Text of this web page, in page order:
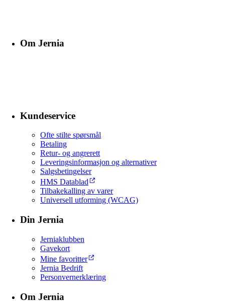
Om Jernia
Kundeservice
Ofte stilte spørsmål
Betaling
Retur- og angrerett
Leveringsinformasjon og alternativer
Salgsbetingelser
HMS Datablad
Tilbakekalling av varer
Universell utforming (WCAG)
Din Jernia
Jerniaklubben
Gavekort
Mine favoritter
Jernia Bedrift
Personvernerklæring
Om Jernia